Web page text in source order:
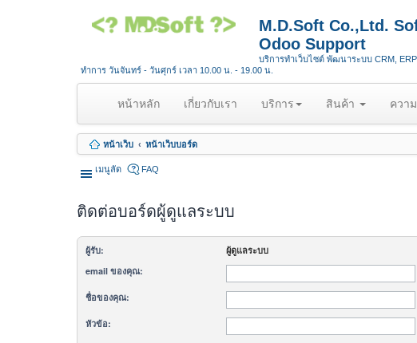
M.D.Soft Co.,Ltd.
Odoo Support
บริการทำเว็บไซต์ พัฒนาระบบ CRM,
ทำการ วันจันทร์ - วันศุกร์ เวลา 10.00 น. - 19.00 น.
หน้าหลัก(
u
r
t
เกี่ยวกับเรา บริการ สินค้า ควา
หน้าเว็บ หน้าเว็บบอร์ด
เมนูลัด FAQ
ติดต่อบอร์ดผู้ดูแลระบบ
ผู้รับ:
ผู้ดูแลระบบ
email ของคุณ:
ชื่อของคุณ:
หัวข้อ: